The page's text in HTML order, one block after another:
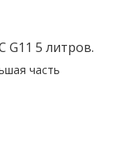
G11 5 литров.
часть